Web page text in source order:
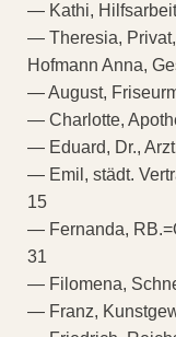
— Kathi,
— Theresia,
Hofmann Anna,
— August,
— Charlotte,
— Eduard, Dr.,
— Emil, städt.
15
— Fernanda,
31
— Filomena,
— Franz,